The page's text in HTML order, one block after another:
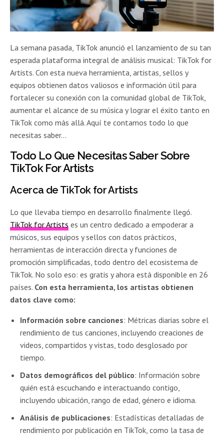
La semana pasada, TikTok anunció el lanzamiento de su tan
esperada plataforma integral de análisis musical: TikTok for
Artists. Con esta nueva herramienta, artistas, sellos y
equipos obtienen datos valiosos e información útil para
fortalecer su conexión con la comunidad global de TikTok,
aumentar el alcance de su música y lograr el éxito tanto en
TikTok como más allá. Aquí te contamos todo lo que
necesitas saber…
Todo Lo Que Necesitas Saber Sobre
TikTok For Artists
Acerca de TikTok for Artists
Lo que llevaba tiempo en desarrollo finalmente llegó.
TikTok for Artists es un centro dedicado a empoderar a
músicos, sus equipos y sellos con datos prácticos,
herramientas de interacción directa y funciones de
promoción simplificadas, todo dentro del ecosistema de
TikTok. No solo eso: es gratis y ahora está disponible en 26
países. Con esta herramienta, los artistas obtienen
datos clave como:
Información sobre canciones: Métricas diarias sobre el
rendimiento de tus canciones, incluyendo creaciones de
videos, compartidos y vistas, todo desglosado por
tiempo.
Datos demográficos del público: Información sobre
quién está escuchando e interactuando contigo,
incluyendo ubicación, rango de edad, género e idioma.
Análisis de publicaciones: Estadísticas detalladas de
rendimiento por publicación en TikTok, como la tasa de